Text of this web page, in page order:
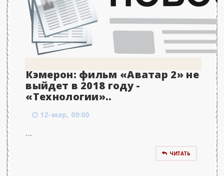
Кэмерон: фильм «Аватар 2» не
выйдет в 2018 году -
«Технологии»..
12-мар, 09:00
...
ЧИТАТЬ